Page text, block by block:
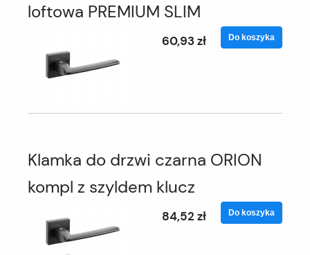
loftowa PREMIUM SLIM
60,93 zł Do koszyka
Klamka do drzwi czarna ORION
kompl z szyldem klucz
84,52 zł Do koszyka